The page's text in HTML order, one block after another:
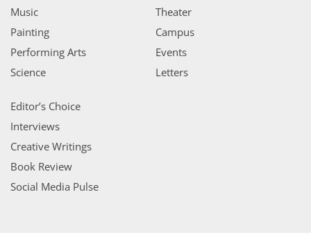
Music
Painting
Performing Arts
Science
Theater
Campus
Events
Letters
Editor’s Choice
Interviews
Creative Writings
Book Review
Social Media Pulse